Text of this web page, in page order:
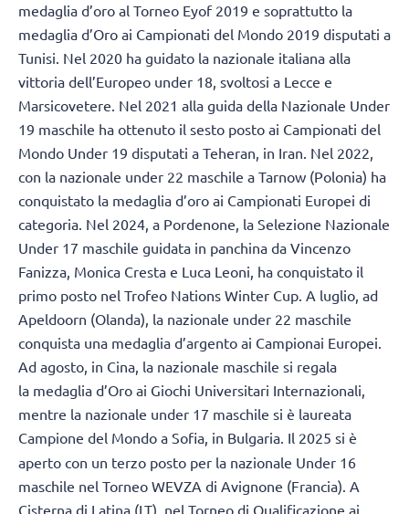
medaglia d’oro al Torneo Eyof 2019 e soprattutto la
medaglia d’Oro ai Campionati del Mondo 2019 disputati a
Tunisi. Nel 2020 ha guidato la nazionale italiana alla
vittoria dell’Europeo under 18, svoltosi a Lecce e
Marsicovetere. Nel 2021 alla guida della Nazionale Under
19 maschile ha ottenuto il sesto posto ai Campionati del
Mondo Under 19 disputati a Teheran, in Iran. Nel 2022,
con la nazionale under 22 maschile a Tarnow (Polonia) ha
conquistato la medaglia d’oro ai Campionati Europei di
categoria. Nel 2024, a Pordenone, la Selezione Nazionale
Under 17 maschile guidata in panchina da Vincenzo
Fanizza, Monica Cresta e Luca Leoni, ha conquistato il
primo posto nel Trofeo Nations Winter Cup. A luglio, ad
Apeldoorn (Olanda), la nazionale under 22 maschile
conquista una medaglia d’argento ai Campionai Europei.
Ad agosto, in Cina, la nazionale maschile si regala
la medaglia d’Oro ai Giochi Universitari Internazionali,
mentre la nazionale under 17 maschile si è laureata
Campione del Mondo a Sofia, in Bulgaria. Il 2025 si è
aperto con un terzo posto per la nazionale Under 16
maschile nel Torneo WEVZA di Avignone (Francia). A
Cisterna di Latina (LT), nel Torneo di Qualificazione ai